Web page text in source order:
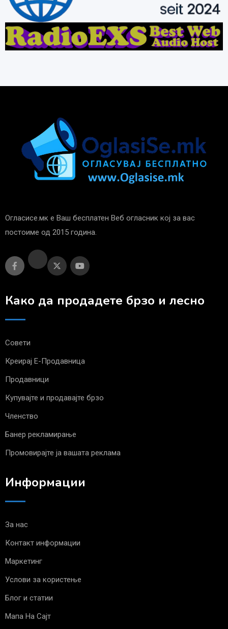
Огласисе.мк е Ваш бесплатен Веб огласник кој за вас
постоиме од 2015 година.
Како да продадете брзо и лесно
Совети
Креирај Е-Продавница
Продавници
Купувајте и продавајте брзо
Членство
Банер рекламирање
Промовирајте ја вашата реклама
Информации
За нас
Контакт информации
Маркетинг
Услови за користење
Блог и статии
Мапа На Сајт